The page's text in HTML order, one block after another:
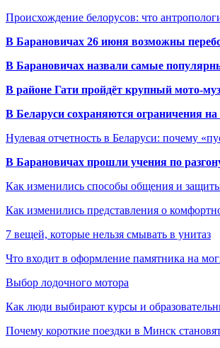
Происхождение белорусов: что
В Барановичах 26 июня возможны
В Барановичах назвали самые
В районе Гати пройдёт крупный мото-
В Беларуси сохраняются ограничения
Нулевая отчетность в Беларуси: почему
В Барановичах прошли учения по
Как изменились способы общения и
Как изменились представления о
7 вещей, которые нельзя смывать в унитаз
Что входит в оформление памятника на
Выбор лодочного мотора
Как люди выбирают курсы и
Почему короткие поездки в Минск